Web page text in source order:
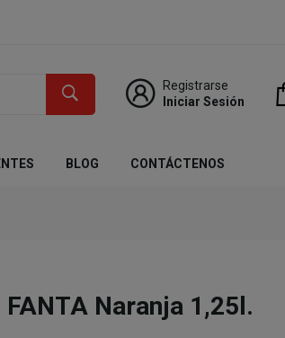
Registrarse
Iniciar Sesión
BLOG CONTÁCTENOS
FANTA Naranja 1,25l.